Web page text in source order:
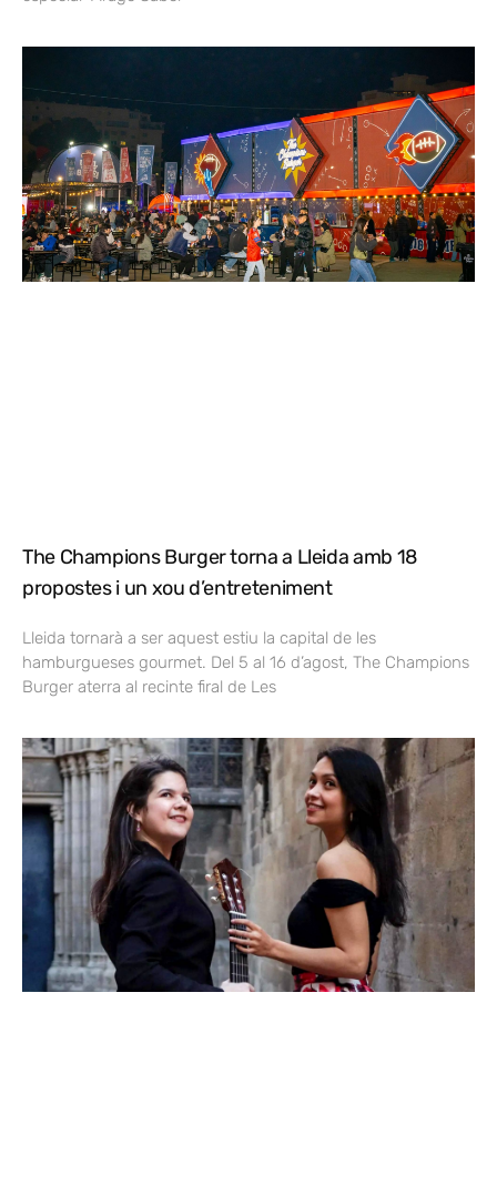
The Champions Burger torna a Lleida amb 18
propostes i un xou d’entreteniment
Lleida tornarà a ser aquest estiu la capital de les
hamburgueses gourmet. Del 5 al 16 d’agost, The Champions
Burger aterra al recinte firal de Les